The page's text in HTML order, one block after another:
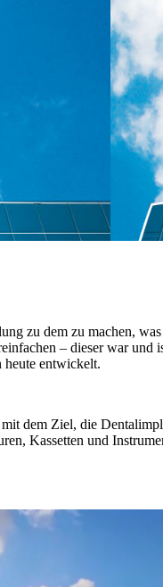
zu dem zu machen,
– dieser war und
heute entwickelt.
dem Ziel, die
Kassetten und